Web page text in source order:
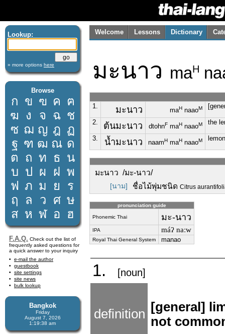
Lookup:
» more options here
Browse
ก ข ฃ ค ฅ
ฆ ง จ ฉ ช
ซ ฌ ญ ฎ ฏ
ฐ ฑ ฒ ณ ด
ต ถ ท ธ น
บ ป ผ ฝ พ
ฟ ภ ม ย
ร
ฤ
ล ว ศ ษ
ส ห ฬ อ ฮ
F.A.Q. Check out the list of
frequently asked questions for
a quick answer to your inquiry
e-mail the author
guestbook
site settings
site news
bulk lookup
Bangkok
Friday
August 7, 2026
1:19:38 am
Welcome Lessons Dictionary
มะนาว maH
1. มะนาว maH naaoM
2. ต้นมะนาว dtohnF maH naaoM the
3. น้ำมะนาว naamH maH naaoM
มะนาว /มะ-นาว/
[นาม] ชื่อไม้พุ่มชนิด Citrus
pronunciation guide
Phonemic Thai มะ-นาว
IPA máʔ naːw
Royal Thai General System manao
1. [noun]
definition [general]
not